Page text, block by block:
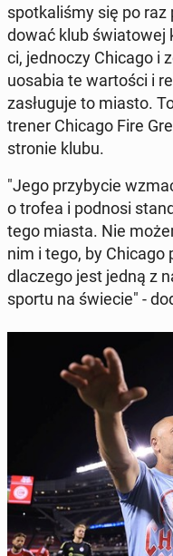
spotkaliśmy się po
dować klub świa­towej
ci, jed­noczy Chicago i
uosabia te wartoś­ci i
za­sługu­je to miasto.
trener Chicago Fire
stronie klubu.
"Jego przy­by­cie
o trofea i podnosi
tego miasta. Nie
nim i tego, by Chicago
dlaczego jest jedną z
sportu na świecie" -